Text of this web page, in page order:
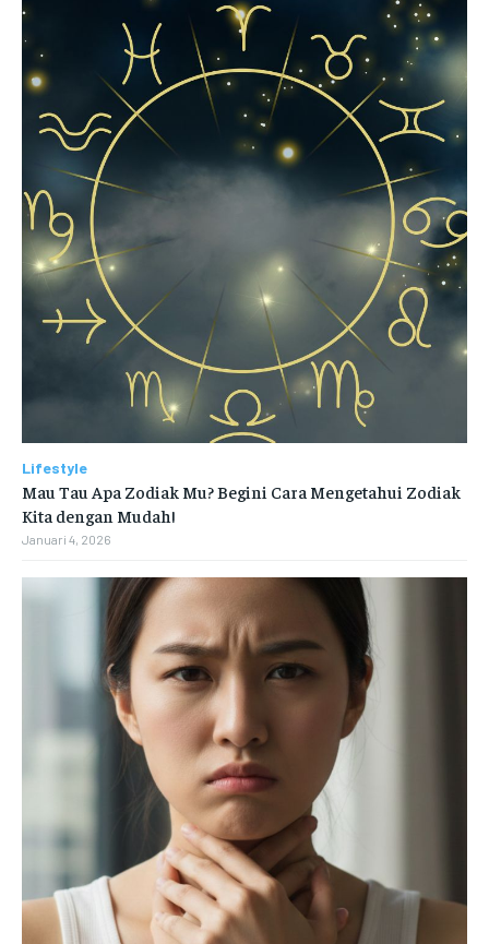
Lifestyle
Mau Tau Apa Zodiak Mu? Begini Cara Mengetahui Zodiak
Kita dengan Mudah!
Januari 4, 2026